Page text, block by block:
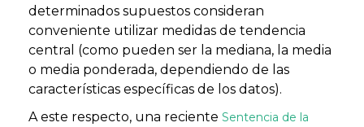
determinados supuestos consideran
conveniente utilizar medidas de tendencia
central (como pueden ser la mediana, la media
o media ponderada, dependiendo de las
características específicas de los datos).
A este respecto, una reciente Sentencia de la